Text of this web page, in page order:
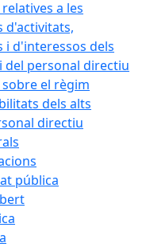
a les
d'activitats,
i d'interessos dels
del personal directiu
el règim
dels alts
directiu
pública